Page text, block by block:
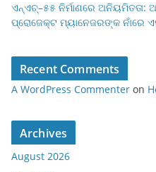
ଏନ୍‌ଏଚ୍–୫୫ ନିର୍ମାଣରେ ଅନିୟମିତତା:
ପ୍ରୋଜେକ୍ଟ ମ୍ୟାନେଜରଙ୍କ
Recent Comments
A WordPress Commenter on
Archives
August 2026